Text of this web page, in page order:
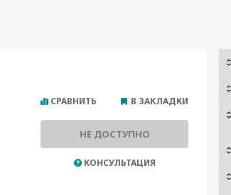
СРАВНИТЬ В ЗАКЛАДКИ
НЕ ДОСТУПНО
КОНСУЛЬТАЦИЯ